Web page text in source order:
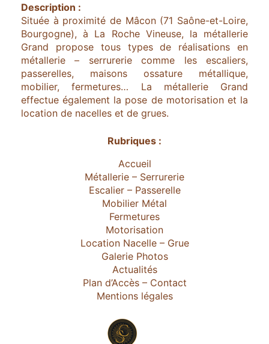
Description :
Située à proximité de Mâcon (71 Saône-et-Loire,
Bourgogne), à La Roche Vineuse, la métallerie
Grand propose tous types de réalisations en
métallerie – serrurerie comme les escaliers,
passerelles, maisons ossature métallique,
mobilier, fermetures… La métallerie Grand
effectue également la pose de motorisation et la
location de nacelles et de grues.
Rubriques :
Accueil
Métallerie – Serrurerie
Escalier – Passerelle
Mobilier Métal
Fermetures
Motorisation
Location Nacelle – Grue
Galerie Photos
Actualités
Plan d’Accès – Contact
Mentions légales